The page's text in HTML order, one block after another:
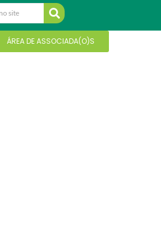
ÁREA DE ASSOCIADA(O)S